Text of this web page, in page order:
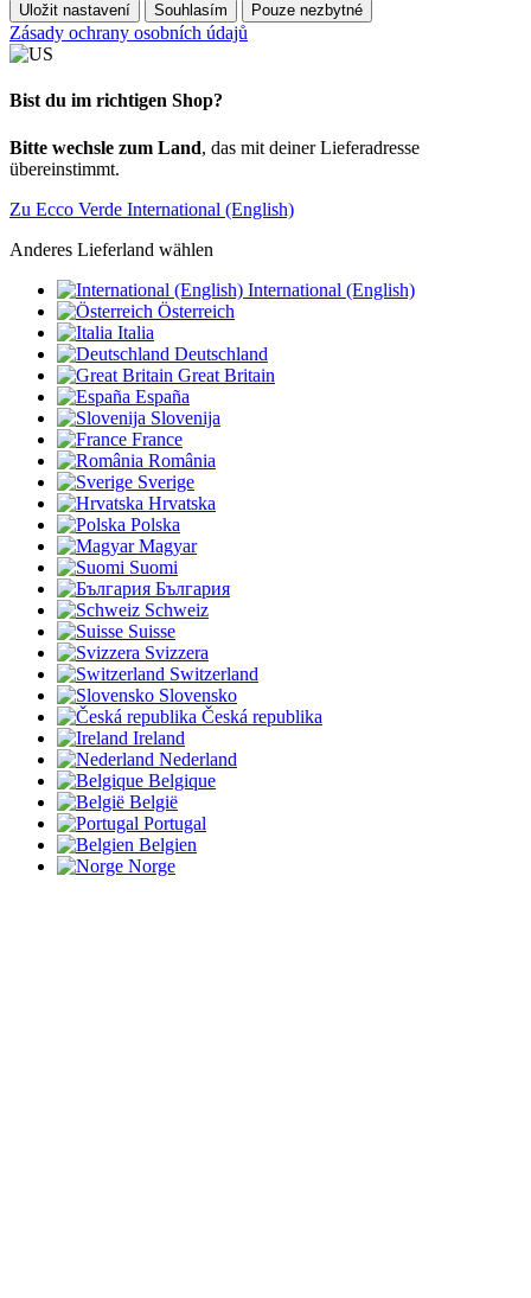
Uložit nastavení Souhlasím Pouze nezbytné
Zásady ochrany osobních údajů
Bist du im richtigen Shop?
Bitte wechsle zum Land, das mit deiner Lieferadresse
übereinstimmt.
Zu Ecco Verde International (English)
Anderes Lieferland wählen
International (English)
Österreich
Italia
Deutschland
Great Britain
España
Slovenija
France
România
Sverige
Hrvatska
Polska
Magyar
Suomi
България
Schweiz
Suisse
Svizzera
Switzerland
Slovensko
Česká republika
Ireland
Nederland
Belgique
België
Portugal
Belgien
Norge